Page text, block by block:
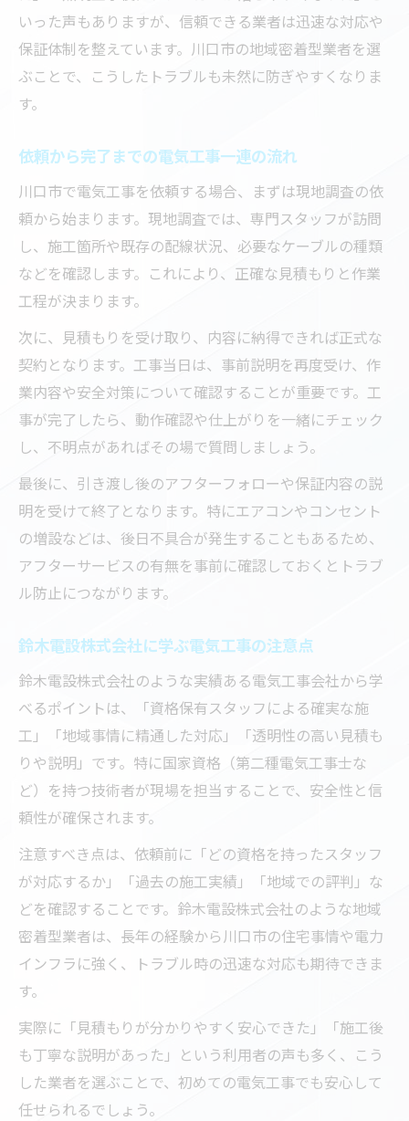
いった声もありますが、信頼できる業者は迅速な対応や
保証体制を整えています。川口市の地域密着型業者を選
ぶことで、こうしたトラブルも未然に防ぎやすくなりま
す。
依頼から完了までの電気工事一連の流れ
川口市で電気工事を依頼する場合、まずは現地調査の依
頼から始まります。現地調査では、専門スタッフが訪問
し、施工箇所や既存の配線状況、必要なケーブルの種類
などを確認します。これにより、正確な見積もりと作業
工程が決まります。
次に、見積もりを受け取り、内容に納得できれば正式な
契約となります。工事当日は、事前説明を再度受け、作
業内容や安全対策について確認することが重要です。工
事が完了したら、動作確認や仕上がりを一緒にチェック
し、不明点があればその場で質問しましょう。
最後に、引き渡し後のアフターフォローや保証内容の説
明を受けて終了となります。特にエアコンやコンセント
の増設などは、後日不具合が発生することもあるため、
アフターサービスの有無を事前に確認しておくとトラブ
ル防止につながります。
鈴木電設株式会社に学ぶ電気工事の注意点
鈴木電設株式会社のような実績ある電気工事会社から学
べるポイントは、「資格保有スタッフによる確実な施
工」「地域事情に精通した対応」「透明性の高い見積も
りや説明」です。特に国家資格（第二種電気工事士な
ど）を持つ技術者が現場を担当することで、安全性と信
頼性が確保されます。
注意すべき点は、依頼前に「どの資格を持ったスタッフ
が対応するか」「過去の施工実績」「地域での評判」な
どを確認することです。鈴木電設株式会社のような地域
密着型業者は、長年の経験から川口市の住宅事情や電力
インフラに強く、トラブル時の迅速な対応も期待できま
す。
実際に「見積もりが分かりやすく安心できた」「施工後
も丁寧な説明があった」という利用者の声も多く、こう
した業者を選ぶことで、初めての電気工事でも安心して
任せられるでしょう。